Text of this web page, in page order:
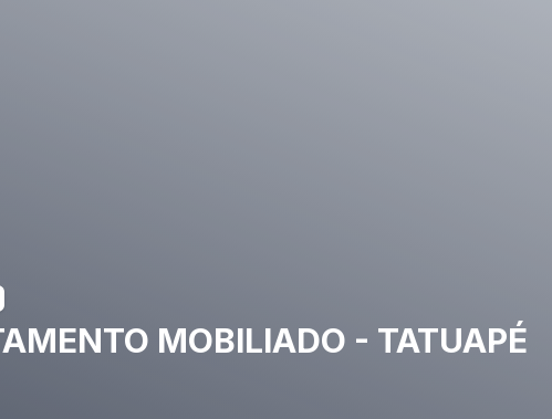
MOBILIADO - TATUAPÉ